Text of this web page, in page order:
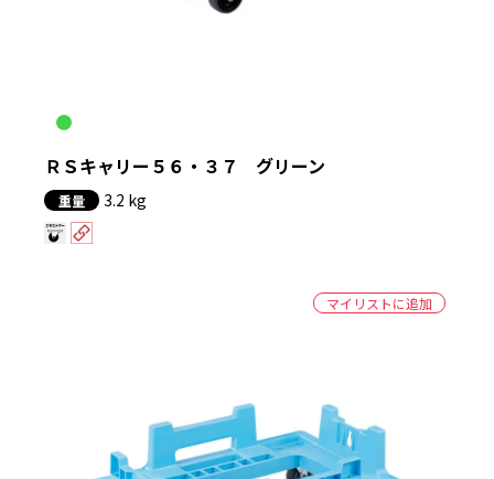
ＲＳキャリー５６・３７ グリーン
重量 3.2 kg
マイリストに追加